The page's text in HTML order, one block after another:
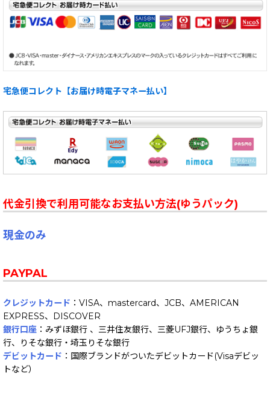
宅急便コレクト【お届け時電子マネー払い】
代金引換で利用可能なお支払い方法(ゆうパック)
現金のみ
PAYPAL
クレジットカード ：VISA、mastercard、JCB、AMERICAN
EXPRESS、DISCOVER
銀行口座 ：みずほ銀行 、三井住友銀行、三菱UFJ銀行、ゆうちょ銀
行、りそな銀行・埼玉りそな銀行
デビットカード ：国際ブランドがついたデビットカード(Visaデビッ
トなど）